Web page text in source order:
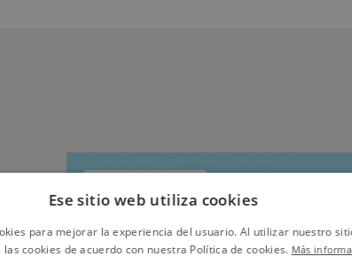
Ese sitio web utiliza cookies
para mejorar la experiencia del usuario. Al utilizar nuestro
las cookies de acuerdo con nuestra Política de cookies. Más